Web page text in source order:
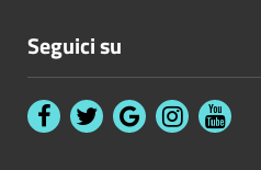
Seguici su